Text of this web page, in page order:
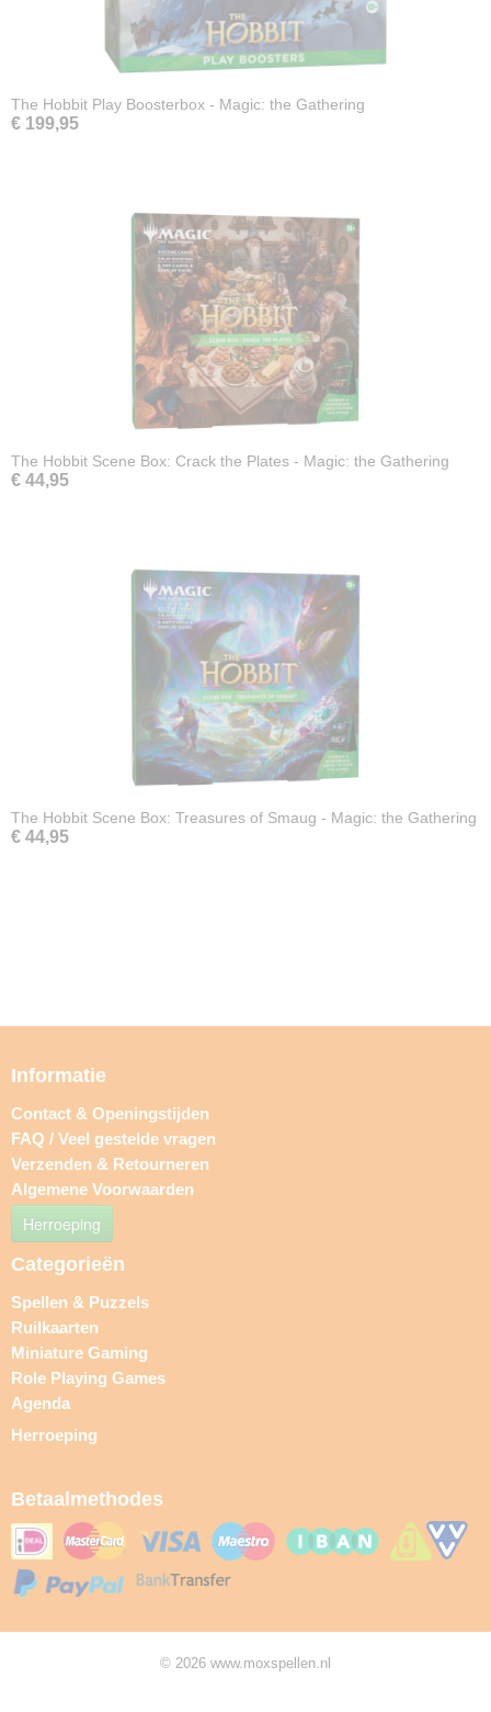
The Hobbit Play Boosterbox - Magic: the Gathering
€ 199,95
The Hobbit Scene Box: Crack the Plates - Magic: the Gathering
€ 44,95
The Hobbit Scene Box: Treasures of Smaug - Magic: the Gathering
€ 44,95
Informatie
Contact & Openingstijden
FAQ / Veel gestelde vragen
Verzenden & Retourneren
Algemene Voorwaarden
Herroeping
Categorieën
Spellen & Puzzels
Ruilkaarten
Miniature Gaming
Role Playing Games
Agenda
Herroeping
Betaalmethodes
© 2026 www.moxspellen.nl